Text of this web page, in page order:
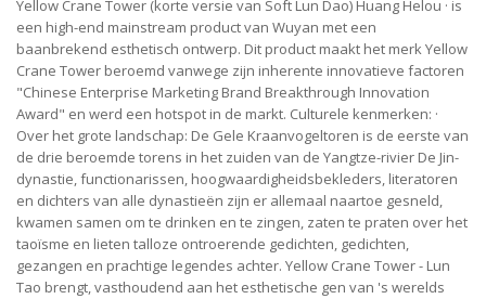
Yellow Crane Tower (korte versie van Soft Lun Dao) Huang Helou · is
een high-end mainstream product van Wuyan met een
baanbrekend esthetisch ontwerp. Dit product maakt het merk Yellow
Crane Tower beroemd vanwege zijn inherente innovatieve factoren
"Chinese Enterprise Marketing Brand Breakthrough Innovation
Award" en werd een hotspot in de markt. Culturele kenmerken: ·
Over het grote landschap: De Gele Kraanvogeltoren is de eerste van
de drie beroemde torens in het zuiden van de Yangtze-rivier De Jin-
dynastie, functionarissen, hoogwaardigheidsbekleders, literatoren
en dichters van alle dynastieën zijn er allemaal naartoe gesneld,
kwamen samen om te drinken en te zingen, zaten te praten over het
taoïsme en lieten talloze ontroerende gedichten, gedichten,
gezangen en prachtige legendes achter. Yellow Crane Tower - Lun
Tao brengt, vasthoudend aan het esthetische gen van 's werelds